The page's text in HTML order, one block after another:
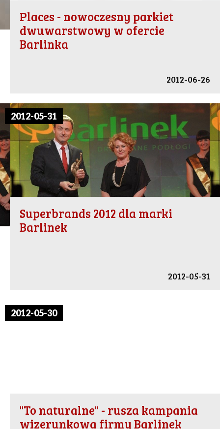
Places - nowoczesny parkiet
dwuwarstwowy w ofercie
Barlinka
2012-06-26
2012-05-31
Superbrands 2012 dla marki
Barlinek
2012-05-31
2012-05-30
''To naturalne'' - rusza kampania
wizerunkowa firmy Barlinek